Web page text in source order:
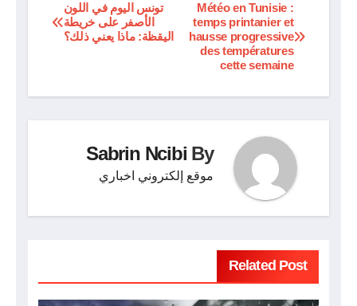
تصفّح
المقالات
تونس اليوم في اللون
الأصفر على خريطة
اليقظة: ماذا يعني ذلك؟
Météo en Tunisie :
temps printanier et
hausse progressive
des températures
cette semaine
By
Sabrin Ncibi
موقع إلكتروني اخباري
Related Post